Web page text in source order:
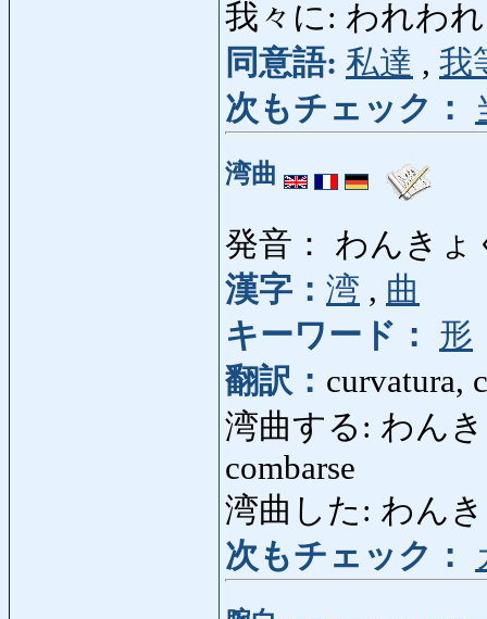
我々に: われわれ
同意語: 私達 , 我
次もチェック：
湾曲
発音： わんきょ
漢字： 湾 , 曲
キーワード：
形
翻訳： curvatura,
湾曲する: わんき
combarse
湾曲した: わんき
次もチェック：